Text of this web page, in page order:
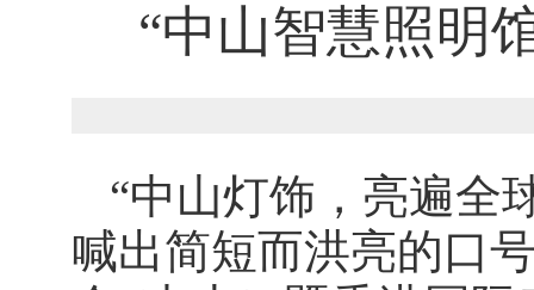
“中山智慧照明
“中山灯饰，亮遍全
喊出简短而洪亮的口